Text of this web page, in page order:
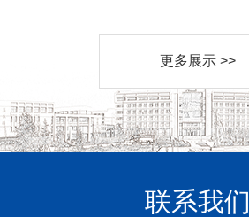
更多展示 >>
联系我们